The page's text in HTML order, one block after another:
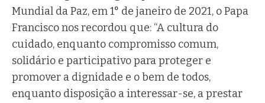
Mundial da Paz, em 1° de janeiro de 2021, o Papa
Francisco nos recordou que: “A cultura do
cuidado, enquanto compromisso comum,
solidário e participativo para proteger e
promover a dignidade e o bem de todos,
enquanto disposição a interessar-se, a prestar